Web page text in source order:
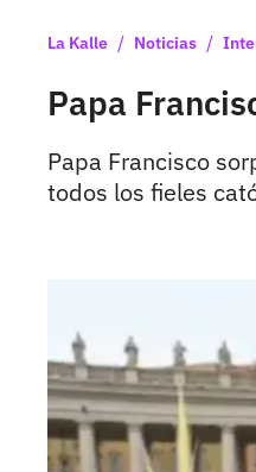
La Kalle / Noticias /
Papa
Papa Francisco
todos los fieles